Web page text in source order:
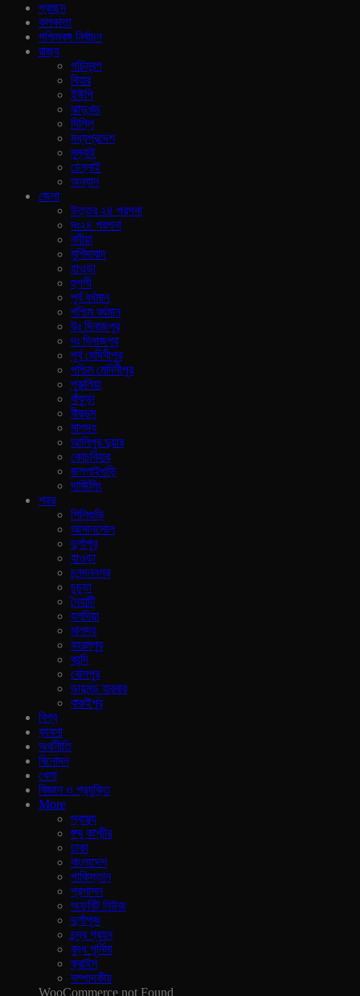
প্রচ্ছদ
কলকাতা
পশ্চিমবঙ্গ নির্বাচন
রাজ‍্য
পচিমবন্গ
বিহার
ইউপি
ঝাড়খন্ড
দিল্লি
মধ্যপ্রদেশ
মুম্বাই
চেন্নাই
অন্যান
জেলা
উত্তর ২৪ পরগনা
দঃ২৪ পরগনা
নদীয়া
মুর্শিদাবাদ
হাওড়া
হুগলী
পূর্ব বর্ধমান
পশ্চিম বর্ধমান
উঃ দিনাজপুর
দঃ দিনাজপুর
পূর্ব মেদিনীপুর
পশ্চিম মেদিনীপুর
পুরুলিয়া
বাঁকুড়া
বীরভুম
মালদহ
আলিপুর দুয়ার
কোচবিহার
জলপাইগুড়ি
দার্জিলিং
শহর
শিলিগুড়ি
আসানসোল
দুর্গাপুর
হাওড়া
চনন্দননগর
চুচুড়া
নৈহাটি
হলদিয়া
মালদহ
বহরমপুর
কান্দি
বোলপুর
ডায়মন্ড হারবার
বারুইপুর
বিশ্ব
ব‍্যবসা
অর্থনীতি
বিনোদন
খেলা
বিজ্ঞান ও প্রযুক্তি
More
স্বাস্থ্য
জ্ম্মু কাশ্মীর
ঢাকা
বাংলাদেশ
পাকিস্তান
প্রশাসন
অফবিট নিউজ
দুর্গাপূজ
চন্দ্র গ্রহন
বুদ্ধ পূর্নিমা
ক্রাইম
সম্পাদকীয়
WooCommerce not Found